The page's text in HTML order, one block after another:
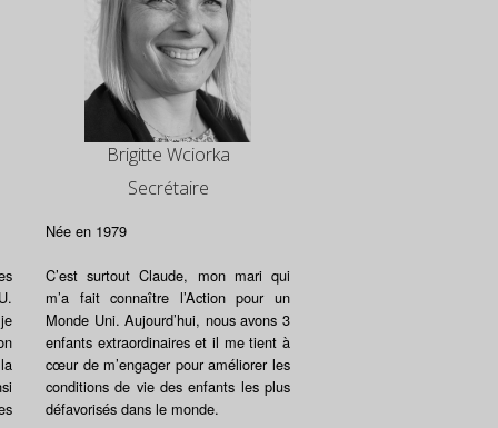
Brigitte Wciorka
Secrétaire
Née en 1979
C’est surtout Claude, mon mari qui
m’a fait connaître l’Action pour un
Monde Uni. Aujourd’hui, nous avons 3
enfants extraordinaires et il me tient à
cœur de m’engager pour améliorer les
conditions de vie des enfants les plus
défavorisés dans le monde.